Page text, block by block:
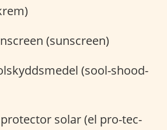
(sunscreen)
(sool-shood-
solar (el pro-tec-